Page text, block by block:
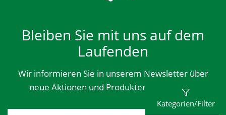
Kategorien/Filter
Bleiben Sie mit uns auf dem
Laufenden
Wir informieren Sie in unserem Newsletter über
neue Aktionen und Produktentwicklungen.